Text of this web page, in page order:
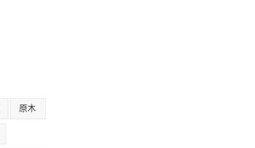
原木